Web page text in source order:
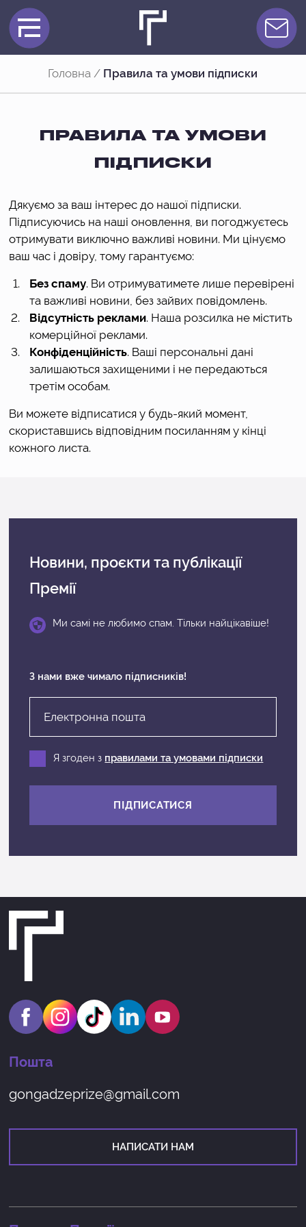
Головна / Правила та умови підписки
ПРАВИЛА ТА УМОВИ
ПІДПИСКИ
Дякуємо за ваш інтерес до нашої підписки.
Підписуючись на наші оновлення, ви погоджуєтесь
отримувати виключно важливі новини. Ми цінуємо
ваш час і довіру, тому гарантуємо:
Без спаму. Ви отримуватимете лише перевірені
та важливі новини, без зайвих повідомлень.
Відсутність реклами. Наша розсилка не містить
комерційної реклами.
Конфіденційність. Ваші персональні дані
залишаються захищеними і не передаються
третім особам.
Ви можете відписатися у будь-який момент,
скориставшись відповідним посиланням у кінці
кожного листа.
Новини, проєкти та публікації
Премії
Ми самі не любимо спам. Тільки найцікавіше!
З нами вже чимало підписників!
Я згоден з правилами та умовами підписки
ПІДПИСАТИСЯ
Пошта
gongadzeprize@gmail.com
НАПИСАТИ НАМ